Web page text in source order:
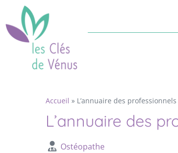
Accueil » L’annuaire des
L’annuaire des
Ostéopathe